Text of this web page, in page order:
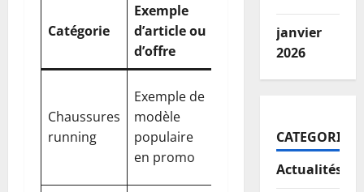
Catégorie
Exemple
d’article ou
d’offre
Réduction
maximale
Notes
pratiques
Chaussures
running
Exemple de
modèle
populaire
en promo
par
janvier
2026
CATEGORIES
Actualités